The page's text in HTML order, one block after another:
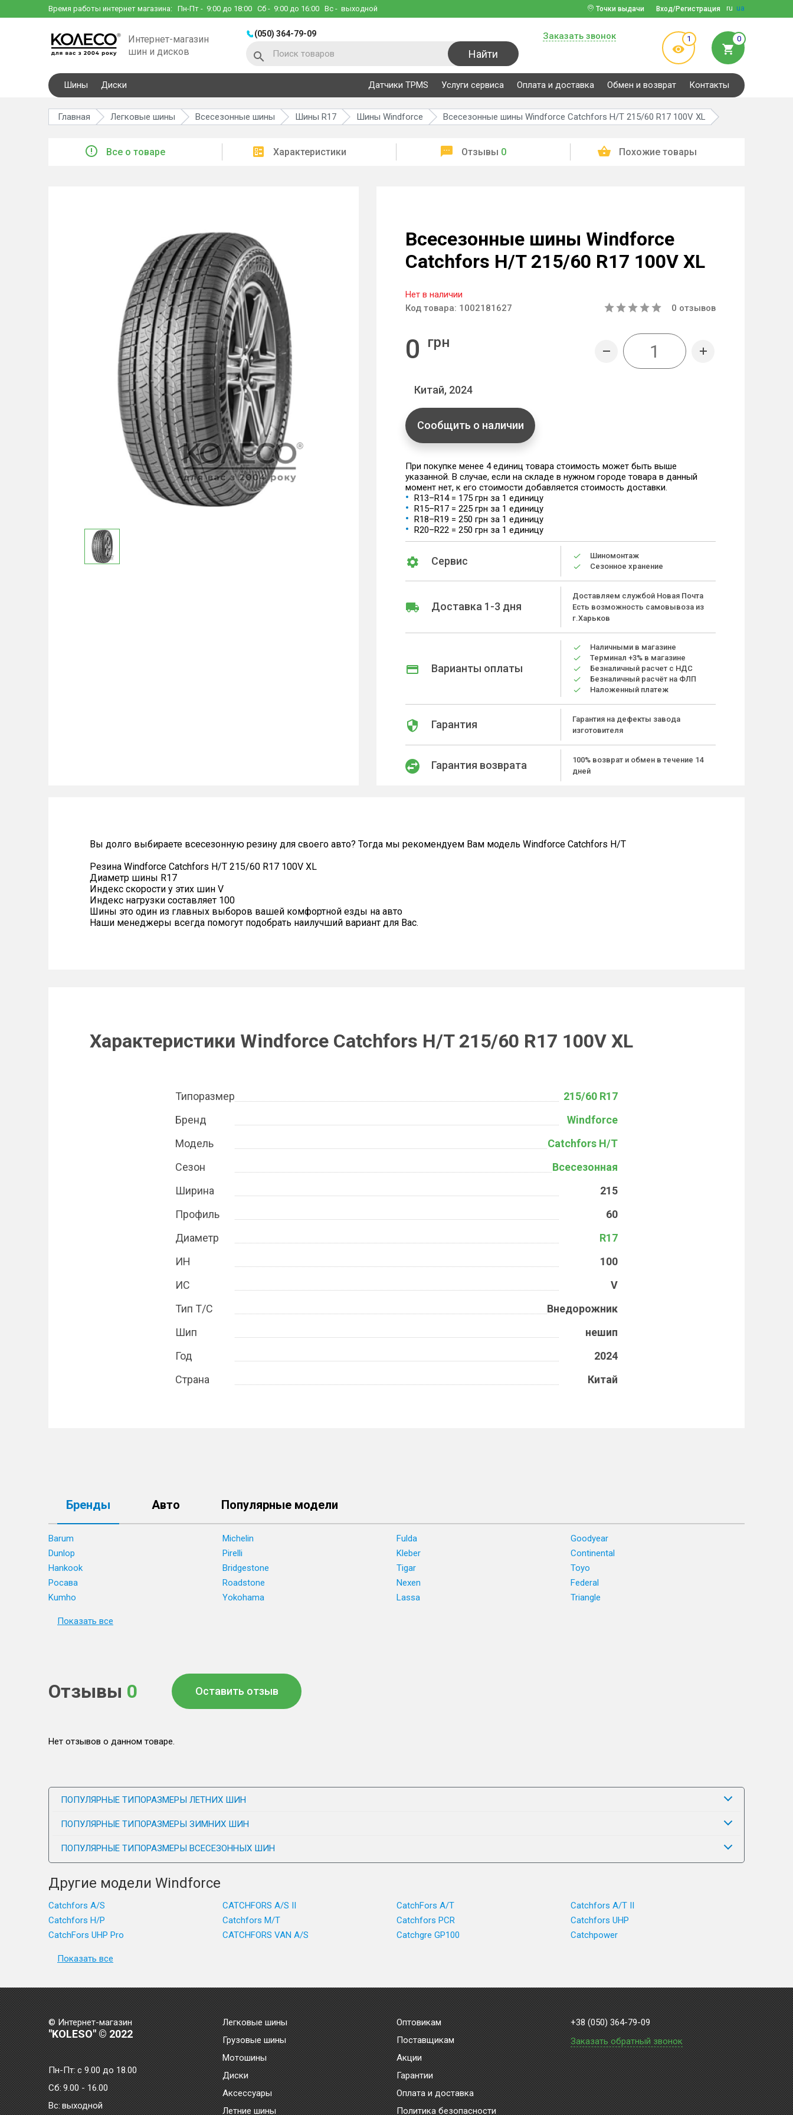
Время работы интернет магазина: Пн-Пт - 9:00 до 18:00 Сб - 9:00 до 16:00 Вс - выходной ru ua
Вход/Регистрация
Точки выдачи
Интернет-магазин
шин и дисков
(050) 364-79-09
Найти
Заказать звонок 1 0
Шины Диски Датчики TPMS Услуги сервиса Оплата и доставка Обмен и возврат Контакты
Главная Легковые шины Всесезонные шины Шины R17 Шины Windforce Всесезонные шины Windforce Catchfors H/T 215/60 R17 100V XL
Все о товаре Характеристики Отзывы 0 Похожие товары
Всесезонные шины Windforce
Catchfors H/T 215/60 R17 100V XL
Нет в наличии
Код товара: 1002181627 0 отзывов
0 грн
Китай, 2024
Сообщить о наличии
При покупке менее 4 единиц товара стоимость может быть выше
указанной. В случае, если на складе в нужном городе товара в данный
момент нет, к его стоимости добавляется стоимость доставки.
R13–R14 = 175 грн за 1 единицу
R15–R17 = 225 грн за 1 единицу
R18–R19 = 250 грн за 1 единицу
R20–R22 = 250 грн за 1 единицу
Сервис
Шиномонтаж
Сезонное хранение
Доставка 1-3 дня
Доставляем службой Новая Почта
Есть возможность самовывоза из
г.Харьков
Варианты оплаты
Наличными в магазине
Терминал +3% в магазине
Безналичный расчет с НДС
Безналичный расчёт на ФЛП
Наложенный платеж
Гарантия
Гарантия на дефекты завода
изготовителя
Гарантия возврата
100% возврат и обмен в течение 14
дней
Вы долго выбираете всесезонную резину для своего авто? Тогда мы рекомендуем Вам модель Windforce Catchfors H/T
Резина Windforce Catchfors H/T 215/60 R17 100V XL
Диаметр шины R17
Индекс скорости у этих шин V
Индекс нагрузки составляет 100
Шины это один из главных выборов вашей комфортной езды на авто
Наши менеджеры всегда помогут подобрать наилучший вариант для Вас.
Характеристики Windforce Catchfors H/T 215/60 R17 100V XL
Типоразмер
215/60 R17
Бренд
Windforce
Модель
Catchfors H/T
Сезон
Всесезонная
Ширина
215
Профиль
60
Диаметр
R17
ИН
100
ИС
V
Тип Т/С
Внедорожник
Шип
нешип
Год
2024
Страна
Китай
Бренды Авто Популярные модели
Barum Michelin Fulda
Goodyear
Dunlop
Pirelli Kleber
Continental
Hankook
Bridgestone Tigar
Toyo
Росава
Roadstone Nexen
Federal
Kumho
Yokohama Lassa Triangle
Показать все
Отзывы 0 Оставить отзыв
Нет отзывов о данном товаре.
ПОПУЛЯРНЫЕ ТИПОРАЗМЕРЫ ЛЕТНИХ ШИН
ПОПУЛЯРНЫЕ ТИПОРАЗМЕРЫ ЗИМНИХ ШИН
ПОПУЛЯРНЫЕ ТИПОРАЗМЕРЫ ВСЕСЕЗОННЫХ ШИН
Другие модели Windforce
Catchfors A/S CATCHFORS A/S II CatchFors A/T
Catchfors A/T II
Catchfors H/P
Catchfors M/T Catchfors PCR
Catchfors UHP
CatchFors UHP Pro
CATCHFORS VAN A/S Catchgre GP100 Catchpower
Показать все
© Интернет-магазин
"KOLESO" © 2022
Пн-Пт:с 9.00 до 18.00
Сб: 9.00 - 16.00
Bc: выходной
Легковые шины
Грузовые шины
Мотошины
Диски
Аксессуары
Летние шины
Оптовикам
Поставщикам
Акции
Гарантии
Оплата и доставка
Политика безопасности
+38 (050) 364-79-09
Заказать обратный звонок